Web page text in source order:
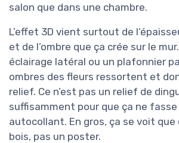
salon que dans une chambre.
L’effet 3D vient surtout de
et de l’ombre que ça crée sur le
éclairage latéral ou un plafonnier
ombres des fleurs ressortent et
relief. Ce n’est pas un relief de
suffisamment pour que ça ne fasse
autocollant. En gros, ça se voit que
bois, pas un poster.